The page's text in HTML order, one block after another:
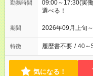
勤務時間
09:00～17:30(実
選べる！
期間 2026年09月上旬
特徴 履歴書不要 / 40～
気になる！